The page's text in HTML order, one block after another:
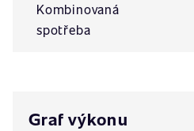
Kombinovaná
spotřeba
Graf výkonu